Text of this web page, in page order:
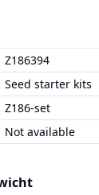
Z186394
Seed starter kits
Z186-set
Not available